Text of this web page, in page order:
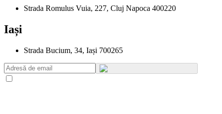
Strada Romulus Vuia, 227, Cluj Napoca 400220
Iași
Strada Bucium, 34, Iași 700265